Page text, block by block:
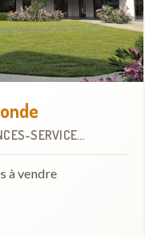
SERVICES
à vendre